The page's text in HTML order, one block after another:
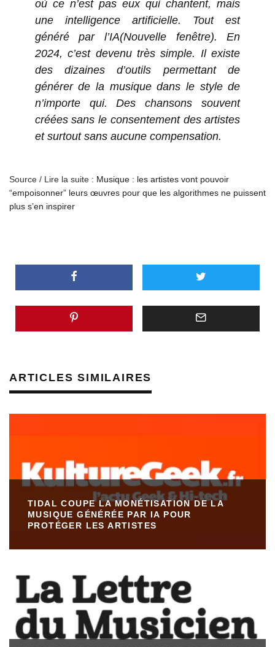
où ce n’est pas eux qui chantent, mais
une intelligence artificielle. Tout est
généré par l’IA(Nouvelle fenêtre). En
2024, c’est devenu très simple. Il existe
des dizaines d’outils permettant de
générer de la musique dans le style de
n’importe qui. Des chansons souvent
créées sans le consentement des artistes
et surtout sans aucune compensation.
Source / Lire la suite : Musique : les artistes vont pouvoir
“empoisonner” leurs œuvres pour que les algorithmes ne puissent
plus s’en inspirer
ARTICLES SIMILAIRES
TIDAL COUPE LA MONÉTISATION DE LA
MUSIQUE GÉNÉRÉE PAR IA POUR
PROTÉGER LES ARTISTES